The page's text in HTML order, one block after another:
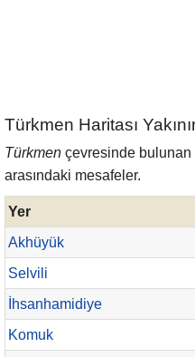
Türkmen Haritası
Türkmen çevresinde
arasındaki mesafeler.
Yer
Akhüyük
Selvili
İhsanhamidiye
Komuk